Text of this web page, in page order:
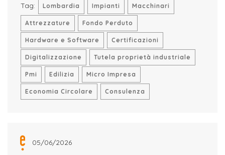
Tag: Lombardia Impianti Macchinari
Attrezzature Fondo Perduto
Hardware e Software Certificazioni
Digitalizzazione Tutela proprietà industriale
Pmi Edilizia Micro Impresa
Economia Circolare Consulenza
05/06/2026